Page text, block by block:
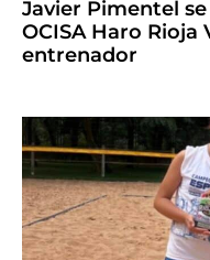
Javier Pimentel
OCISA Haro Rioja
entrenador